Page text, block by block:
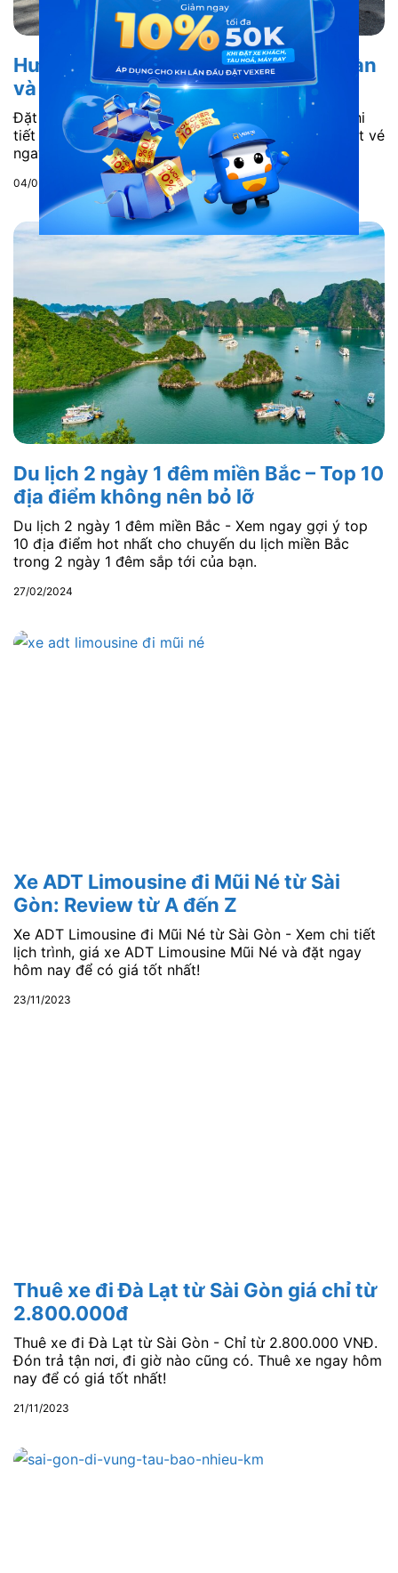
Hướng dẫn đặt vé xe đi Đà Lạt an toàn
và thuận tiện nhất
Đặt vé xe đi Đà Lạt từ Sài Gòn - Xem hướng dẫn chi
tiết cách đặt vé xe đi Đà Lạt khứ hồi tại Vexere. Đặt vé
ngay hôm nay để có giá tốt!
04/03/2024
Du lịch 2 ngày 1 đêm miền Bắc – Top 10
địa điểm không nên bỏ lỡ
Du lịch 2 ngày 1 đêm miền Bắc - Xem ngay gợi ý top
10 địa điểm hot nhất cho chuyến du lịch miền Bắc
trong 2 ngày 1 đêm sắp tới của bạn.
27/02/2024
Xe ADT Limousine đi Mũi Né từ Sài
Gòn: Review từ A đến Z
Xe ADT Limousine đi Mũi Né từ Sài Gòn - Xem chi tiết
lịch trình, giá xe ADT Limousine Mũi Né và đặt ngay
hôm nay để có giá tốt nhất!
23/11/2023
Thuê xe đi Đà Lạt từ Sài Gòn giá chỉ từ
2.800.000đ
Thuê xe đi Đà Lạt từ Sài Gòn - Chỉ từ 2.800.000 VNĐ.
Đón trả tận nơi, đi giờ nào cũng có. Thuê xe ngay hôm
nay để có giá tốt nhất!
21/11/2023